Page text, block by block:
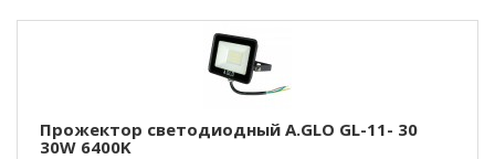
Прожектор светодиодный A.GLO GL-11- 30
30W 6400K